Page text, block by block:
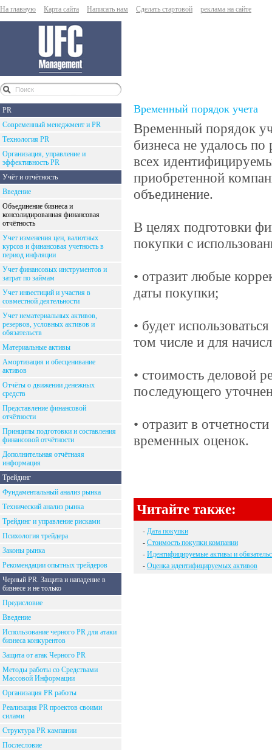
На главную Карта сайта Написать нам Сделать стартовой реклама на сайте
PR
Современный менеджмент и PR
Технология PR
Организация, управление и
эффективность PR
Учёт и отчётность
Введение
Объединение бизнеса и
консолидированная финансовая
отчётность
Учет изменения цен, валютных
курсов и финансовая учетность в
период инфляции
Учет финансовых инструментов и
затрат по займам
Учет инвестиций и участия в
совместной деятельности
Учет нематериальных активов,
резервов, условных активов и
обязательств
Материальные активы
Амортизация и обесценивание
активов
Отчёты о движении денежных
средств
Представление финансовой
отчётности
Принципы подготовки и составления
финансовой отчётности
Дополнительная отчётнаяя
информация
Трейдинг
Фундаментальный анализ рынка
Технический анализ рынка
Трейдинг и управление рисками
Психология трейдера
Законы рынка
Рекомендации опытных трейдеров
Черный PR. Защита и нападение в
бизнесе и не только
Предисловие
Введение
Использование черного PR для атаки
бизнеса конкурентов
Защита от атак Черного PR
Методы работы со Средствами
Массовой Информации
Организация PR работы
Реализация PR проектов своими
силами
Структура PR кампании
Послесловие
Временный порядок учета
Временный порядок
бизнеса не удалось
всех
приобретенной
объединение.
В целях подготовки
покупки с
• отразит любые
даты покупки;
• будет
том числе и для
• стоимость деловой
последующего
• отразит в
временных оценок.
Читайте также:
- Дата покупки
- Стоимость покупки компании
- Идентифицируемые активы и
- Оценка идентифицируемых активов